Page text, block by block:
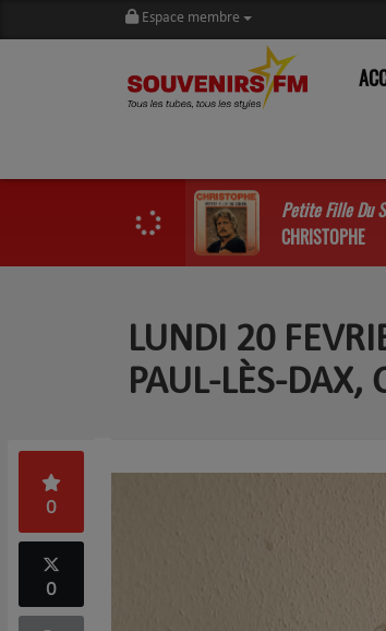
Espace membre
Petite Fille Du
CHRISTOPHE
LUNDI 20
PAUL-LÈS-DAX,
0
0